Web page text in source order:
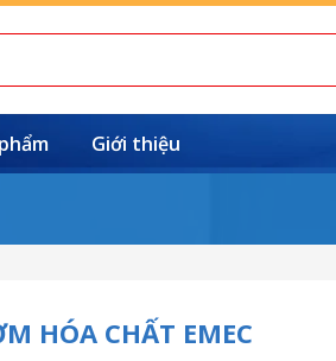
Giới thiệu
HÓA CHẤT EMEC